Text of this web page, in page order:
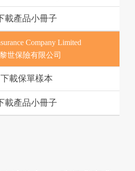
載
Company Limited
世保險有限公司
下載
載